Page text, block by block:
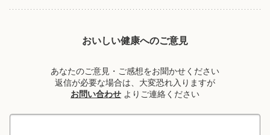
おいしい健康へのご意見
あなたのご意見・ご感想をお聞かせください
返信が必要な場合は、大変恐れ入りますが
お問い合わせ よりご連絡ください